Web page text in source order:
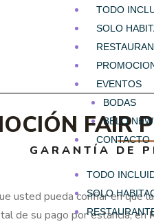
TODO
SOLO
EVENTOS
BODAS
BELO
CONTACTO
TODO
SOLO
FAIR
GARANTÍA DE
usted pueda confiar en que
de su pago por estancia, en